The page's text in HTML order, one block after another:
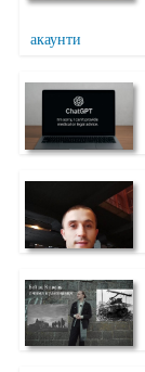
акаунти